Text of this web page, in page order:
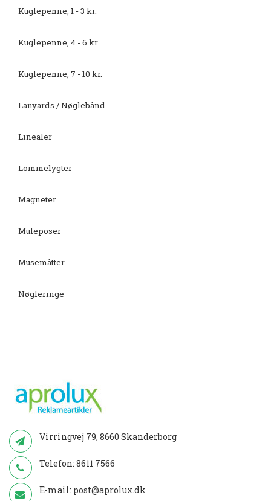
Kuglepenne, 1 - 3 kr.
Kuglepenne, 4 - 6 kr.
Kuglepenne, 7 - 10 kr.
Lanyards / Nøglebånd
Linealer
Lommelygter
Magneter
Muleposer
Musemåtter
Nøgleringe
Virringvej 79, 8660 Skanderborg
Telefon: 8611 7566
E-mail: post@aprolux.dk